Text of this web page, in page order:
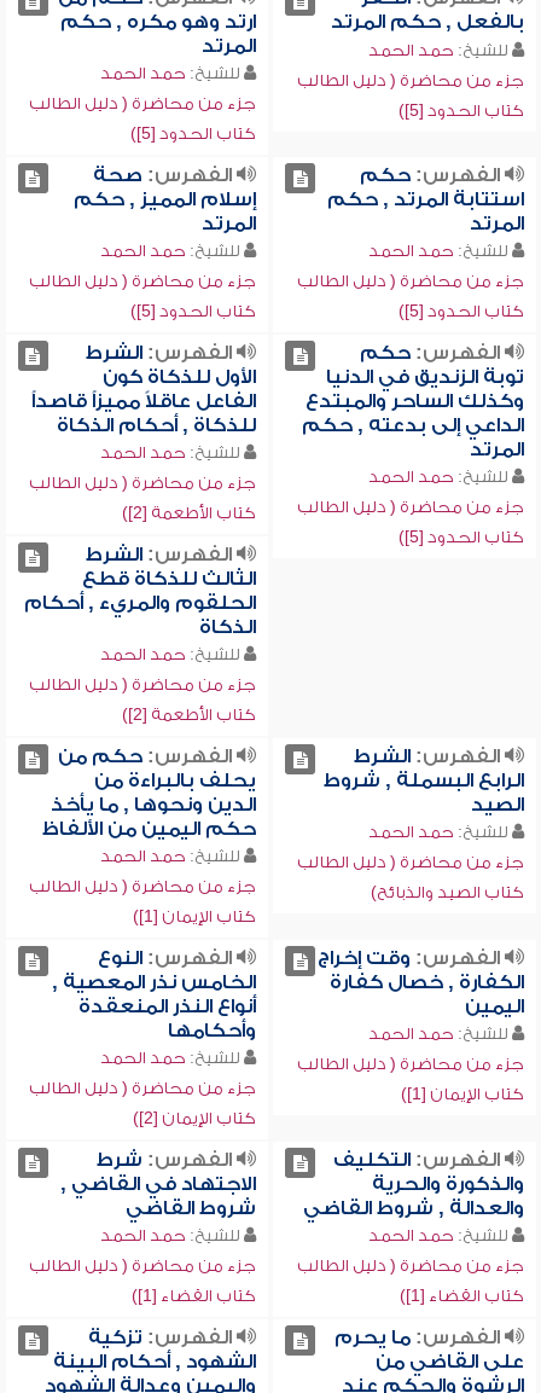
بالفعل , حكم المرتد
للشيخ: حمد الحمد
جزء من محاضرة ( دليل الطالب
كتاب الحدود [5])
ارتد وهو مكره , حكم
المرتد
للشيخ: حمد الحمد
جزء من محاضرة ( دليل الطالب
كتاب الحدود [5])
الفهرس:حكم
استتابة المرتد , حكم
المرتد
للشيخ: حمد الحمد
جزء من محاضرة ( دليل الطالب
كتاب الحدود [5])
الفهرس: صحة
إسلام المميز , حكم
المرتد
للشيخ: حمد الحمد
جزء من محاضرة ( دليل الطالب
كتاب الحدود [5])
الفهرس:حكم
توبة الزنديق في الدنيا
وكذلك الساحر والمبتدع
الداعي إلى بدعته , حكم
المرتد
للشيخ: حمد الحمد
جزء من محاضرة ( دليل الطالب
كتاب الحدود [5])
الفهرس:الشرط
الأول للذكاة كون
الفاعل عاقلاً مميزاً قاصداً
للذكاة , أحكام الذكاة
للشيخ: حمد الحمد
جزء من محاضرة ( دليل الطالب
كتاب الأطعمة [2])
الفهرس:الشرط
الثالث للذكاة قطع
الحلقوم والمريء , أحكام
الذكاة
للشيخ: حمد الحمد
جزء من محاضرة ( دليل الطالب
كتاب الأطعمة [2])
الفهرس:الشرط
الرابع البسملة , شروط
الصيد
للشيخ: حمد الحمد
جزء من محاضرة ( دليل الطالب
كتاب الصيد والذبائح)
الفهرس:حكم من
يحلف بالبراءة من
الدين ونحوها , ما يأخذ
حكم اليمين من الألفاظ
للشيخ: حمد الحمد
جزء من محاضرة ( دليل الطالب
كتاب الإيمان [1])
الفهرس: وقت إخراج
الكفارة , خصال كفارة
اليمين
للشيخ: حمد الحمد
جزء من محاضرة ( دليل الطالب
كتاب الإيمان [1])
الفهرس:النوع
الخامس نذر المعصية ,
أنواع النذر المنعقدة
وأحكامها
للشيخ: حمد الحمد
جزء من محاضرة ( دليل الطالب
كتاب الإيمان [2])
الفهرس:التكليف
والذكورة والحرية
والعدالة , شروط القاضي
للشيخ: حمد الحمد
جزء من محاضرة ( دليل الطالب
كتاب القضاء [1])
الفهرس: شرط
الاجتهاد في القاضي ,
شروط القاضي
للشيخ: حمد الحمد
جزء من محاضرة ( دليل الطالب
كتاب القضاء [1])
الفهرس:ما يحرم
على القاضي من
الرشوة والحكم عند
الفهرس: تزكية
الشهود , أحكام البينة
واليمين وعدالة الشهود